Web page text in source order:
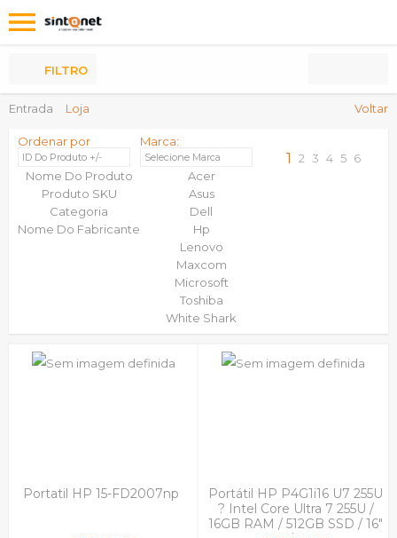
Entrada Loja Voltar
FILTRO
Ordenar por
ID Do Produto +/-
Nome Do Produto
Produto SKU
Categoria
Nome Do Fabricante
Marca:
Selecione Marca
Acer
Asus
Dell
Hp
Lenovo
Maxcom
Microsoft
Toshiba
White Shark
1 2 3 4 5 6
Portatil HP 15-FD2007np
Portátil HP P4G1i16 U7 255U
? Intel Core Ultra 7 255U /
16GB RAM / 512GB SSD / 16"